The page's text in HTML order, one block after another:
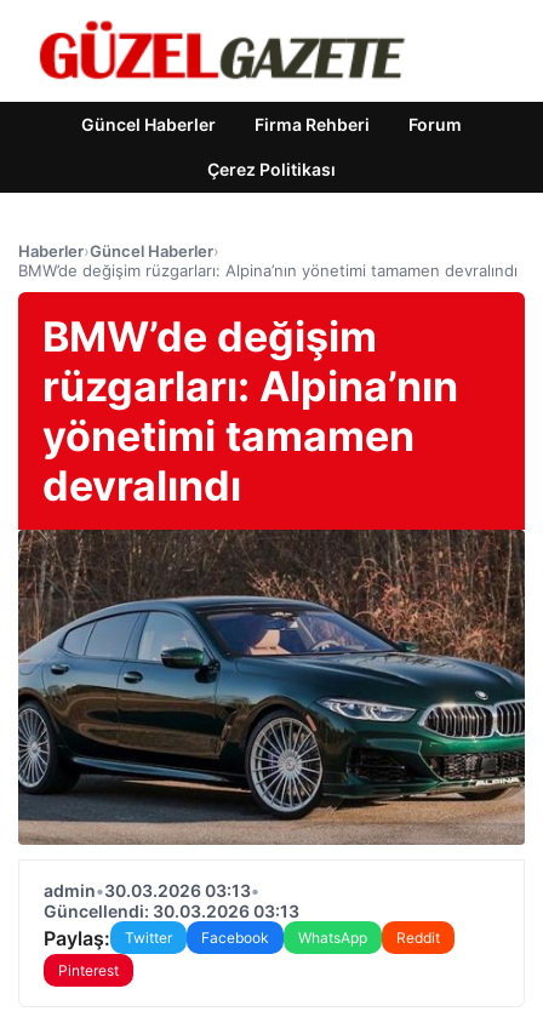
Güncel Haberler Firma Rehberi Forum
Çerez Politikası
Haberler›Güncel Haberler›
BMW’de değişim rüzgarları: Alpina’nın yönetimi tamamen devralındı
BMW’de değişim
rüzgarları: Alpina’nın
yönetimi tamamen
devralındı
admin•30.03.2026 03:13•
Güncellendi: 30.03.2026 03:13
Paylaş: Twitter Facebook WhatsApp
Reddit
Pinterest